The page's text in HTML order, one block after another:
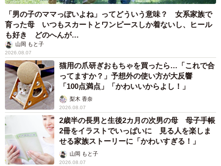
「男の子のママっぽいよね」ってどういう意味？ 女系家族で
育った母 いつもスカートとワンピースしか着ないし、ヒール
も好き どのへんが…
山岡 もと子
2026.08.07
猫用の爪研ぎおもちゃを買ったら…「これで合
ってますか？」予想外の使い方が大反響
「100点満点」「かわいいからよし！」
梨木 香奈
2026.08.07
2歳半の長男と生後2カ月の次男の母 母子手帳
2冊をイラストでいっぱいに 見る人を楽しま
せる家族ストーリーに「かわいすぎる！」
山岡 もと子
2026.08.07